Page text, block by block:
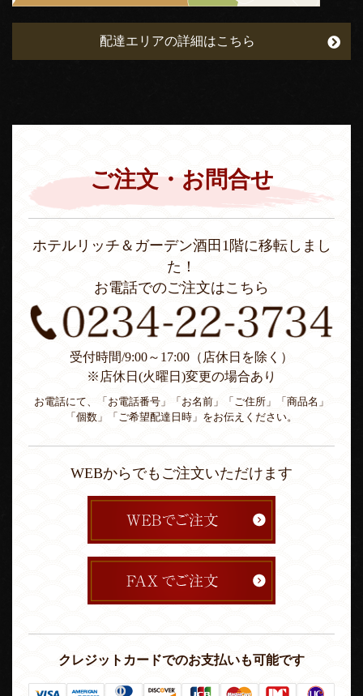
配達エリアの詳細はこちら
ご注文・お問合せ
ホテルリッチ＆ガーデン酒田1階に移転しまし
た！
お電話でのご注文はこちら
受付時間/9:00～17:00（店休日を除く）
※店休日(火曜日)変更の場合あり
お電話にて、「お電話番号」「お名前」「ご住所」「商品名」
「個数」「ご希望配達日時」をお伝えください。
WEBからでもご注文いただけます
クレジットカードでのお支払いも可能です